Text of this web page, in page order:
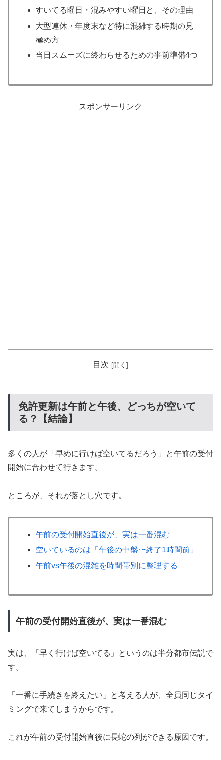
すいてる曜日・混みやすい曜日と、その理由
大型連休・年度末など特に混雑する時期の見
極め方
当日スムーズに終わらせるための事前準備4つ
スポンサーリンク
目次
免許更新は午前と午後、どっちが空いて
る？【結論】
多くの人が「早めに行けば空いてるだろう」と午前の受付
開始に合わせて行きます。
ところが、それが落とし穴です。
午前の受付開始直後が、実は一番混む
空いているのは「午後の中盤〜終了1時間前」
午前vs午後の混雑を時間帯別に整理する
午前の受付開始直後が、実は一番混む
実は、「早く行けば空いてる」というのは半分都市伝説で
す。
「一番に手続きを終えたい」と考える人が、全員同じタイ
ミングで来てしまうからです。
これが午前の受付開始直後に長蛇の列ができる原因です。